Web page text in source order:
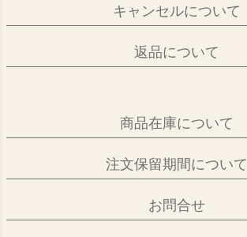
キャンセルについて
返品について
商品在庫について
注文保留期間について
お問合せ